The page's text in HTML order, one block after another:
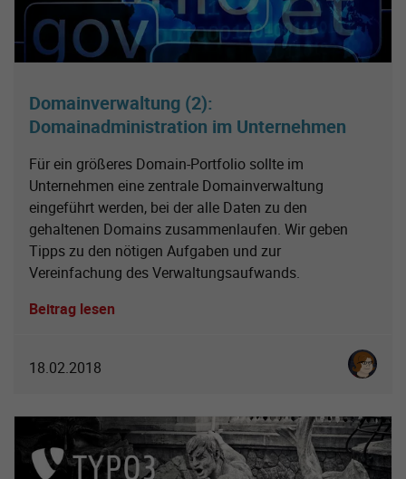
Domainverwaltung (2):
Domainadministration im Unternehmen
Für ein größeres Domain-Portfolio sollte im
Unternehmen eine zentrale Domainverwaltung
eingeführt werden, bei der alle Daten zu den
gehaltenen Domains zusammenlaufen. Wir geben
Tipps zu den nötigen Aufgaben und zur
Vereinfachung des Verwaltungsaufwands.
Beitrag lesen
18.02.2018 Karoline